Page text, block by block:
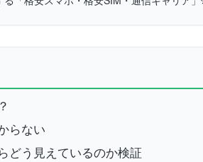
らない
どう見えているのか検証